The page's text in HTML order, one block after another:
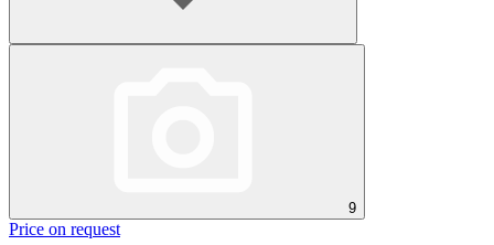
9
Price on request